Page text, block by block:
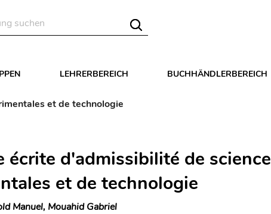
LEHRERBEREICH BUCHHÄNDLERBEREICH
et de technologie
écrite d'admissibilité de
et de technologie
Manuel, Mouahid Gabriel